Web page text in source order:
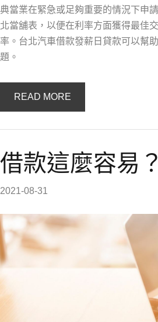
典當業在緊急或足夠重要的情況下申
北當舖表，以便在利率方面獲得最佳
率。台北汽車借款發薪日貸款可以幫
題。
READ MORE
借款這麼容易
2021-08-31